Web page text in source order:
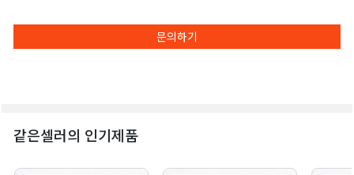
문의하기
같은셀러의 인기제품